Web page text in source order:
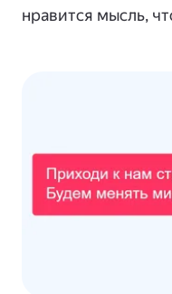
нравится мысль,